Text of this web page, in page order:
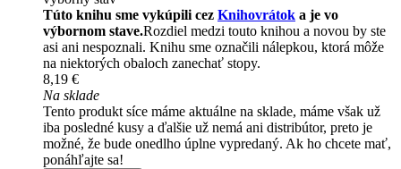
Túto knihu sme vykúpili cez Knihovrátok a je vo
výbornom stave.Rozdiel medzi touto knihou a novou by ste
asi ani nespoznali. Knihu sme označili nálepkou, ktorá môže
na niektorých obaloch zanechať stopy.
8,19 €
Na sklade
Tento produkt síce máme aktuálne na sklade, máme však už
iba posledné kusy a ďalšie už nemá ani distribútor, preto je
možné, že bude onedlho úplne vypredaný. Ak ho chcete mať,
ponáhľajte sa!